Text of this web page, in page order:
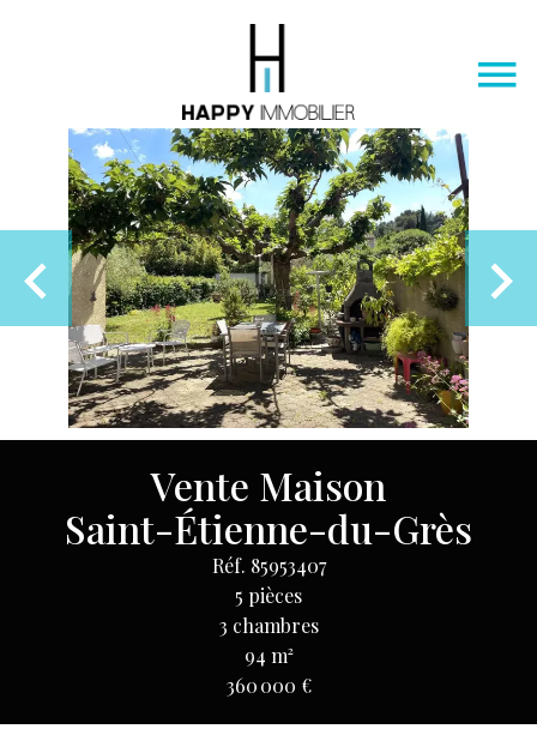
Vente Maison
Saint-Étienne-du-Grès
Réf. 85953407
5 pièces
3 chambres
94 m²
360 000 €